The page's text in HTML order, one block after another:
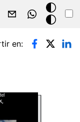
Modo
oscuro
en: